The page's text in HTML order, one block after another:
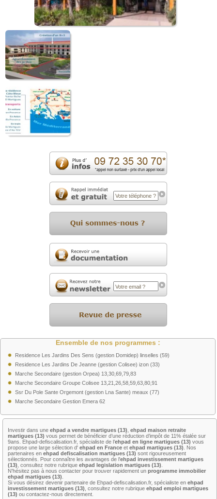
Ensemble de nos programmes :
Residence Les Jardins Des Sens (gestion Domidep) linselles (59)
Residence Les Jardins De Jeanne (gestion Colisee) izon (33)
Marche Secondaire (gestion Orpea) 13,30,69,79,83
Marche Secondaire Groupe Colisee 13,21,26,58,59,63,80,91
Ssr Du Pole Sante Orgemont (gestion Lna Sante) meaux (77)
Marche Secondaire Gestion Emera 62
Investir dans une ehpad a vendre martigues (13) ehpad maison retraite
martigues (13) vous permet de bénéficier d’une réduction d’impôt de 11% étalée sur
9ans. Ehpad-defiscalisation.fr, spécialiste de l’ehpad en ligne martigues (13) vous
propose une large sélection d' ehpad en Franceet ehpad martigues (13) . Nos
partenaires en ehpad defiscalisation martigues (13) sont rigoureusement
sélectionnés. Pour connaître les avantages de l'ehpad investissement martigues
(13) , consultez notre rubrique ehpad legislation martigues (13)
N'hésitez pas à nous contacter pour trouver rapidement un programme immobilier
ehpad martigues (13)
Si vous désirez devenir partenaire de Ehpad-defiscalisation.fr, spécialiste en ehpad
investissement martigues (13) , consultez notre rubrique ehpad emploi martigues
(13) ou contactez-nous directement.